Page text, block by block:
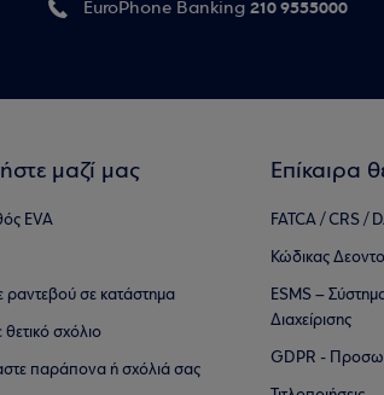
EuroPhone Banking 210 9555000
μαζί μας
EVA
ραντεβού σε κατάστημα
θετικό σχόλιο
παράπονα ή σχόλιά σας
Επίκαιρα
FATCA / CRS /
Κώδικας
ESMS –
Διαχείρισης
GDPR -